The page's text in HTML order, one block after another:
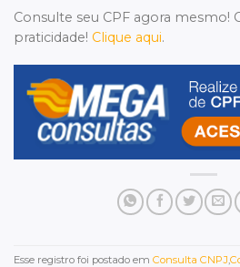
Consulte seu CPF agora mesmo!
praticidade! Clique aqui.
Esse registro foi postado em Consulta CNPJ,